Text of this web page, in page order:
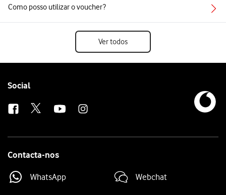
Como posso utilizar o voucher?
Ver todos
Follow
Social
Contacta-nos
WhatsApp Webchat